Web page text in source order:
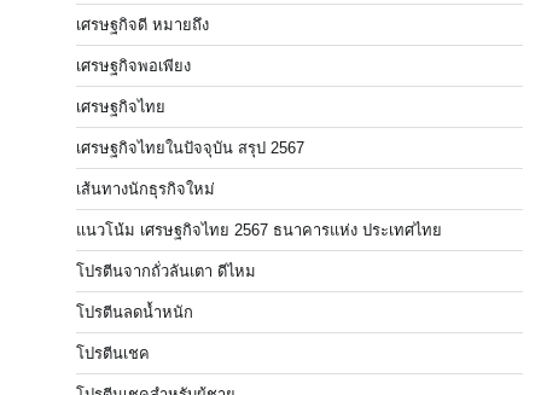
เศรษฐกิจดี หมายถึง
เศรษฐกิจพอเพียง
เศรษฐกิจไทย
เศรษฐกิจไทยในปัจจุบัน สรุป 2567
เส้นทางนักธุรกิจใหม่
แนวโน้ม เศรษฐกิจไทย 2567 ธนาคารแห่ง ประเทศไทย
โปรตีนจากถั่วลันเตา ดีไหม
โปรตีนลดน้ำหนัก
โปรตีนเชค